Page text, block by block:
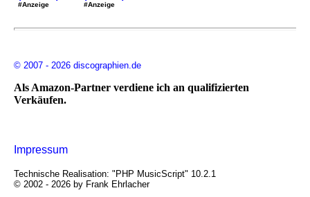
#Anzeige #Anzeige
© 2007 - 2026 discographien.de
Als Amazon-Partner verdiene ich an qualifizierten
Verkäufen.
Impressum
Technische Realisation: "PHP MusicScript" 10.2.1
© 2002 - 2026 by Frank Ehrlacher